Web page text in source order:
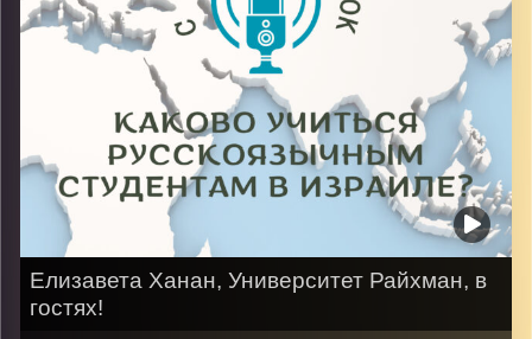
Елизавета Ханан, Университет Райхман, в
гостях!